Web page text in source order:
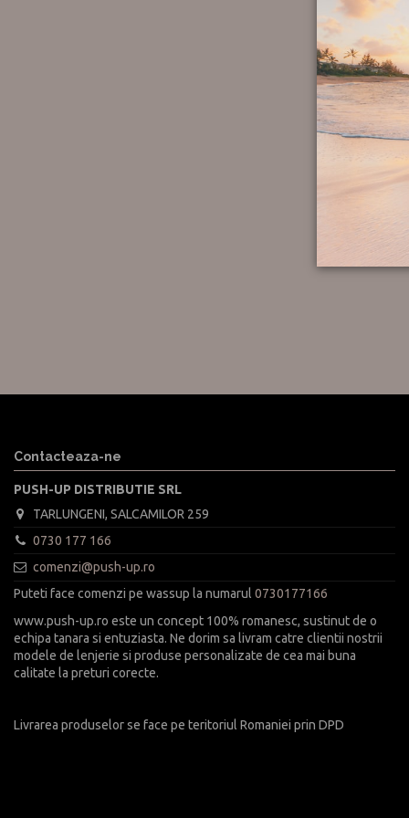
Contacteaza-ne
PUSH-UP DISTRIBUTIE SRL
TARLUNGENI, SALCAMILOR 259
0730 177 166
comenzi@push-up.ro
Puteti face comenzi pe wassup la numarul 0730177166
www.push-up.ro este un concept 100% romanesc, sustinut de o
echipa tanara si entuziasta. Ne dorim sa livram catre clientii nostrii
modele de lenjerie si produse personalizate de cea mai buna
calitate la preturi corecte.
Livrarea produselor se face pe teritoriul Romaniei prin DPD